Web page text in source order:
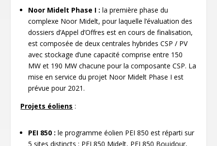
Noor Midelt Phase I : la première phase du
complexe Noor Midelt, pour laquelle l’évaluation des
dossiers d’Appel d’Offres est en cours de finalisation,
est composée de deux centrales hybrides CSP / PV
avec stockage d’une capacité comprise entre 150
MW et 190 MW chacune pour la composante CSP. La
mise en service du projet Noor Midelt Phase I est
prévue pour 2021.
Projets éoliens :
PEI 850 :le programme éolien PEI 850 est réparti sur
5 sites distincts : PEI 850 Midelt, PEI 850 Boujdour,